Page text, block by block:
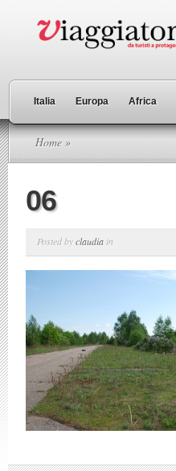
Italia Europa Africa
Home »
06
Posted byclaudia in